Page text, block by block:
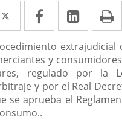
Twitter
Enlace
a
una
aplicación
externa.
Facebook
Enlace
a
una
aplicación
externa.
Enlace
a
una
extrajudicial
y
regulado por la
y por el Real
se aprueba el